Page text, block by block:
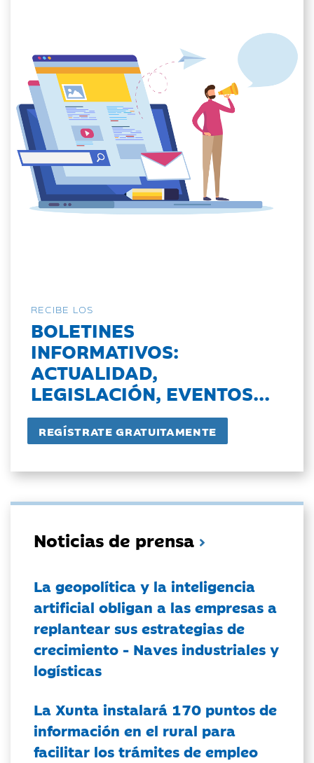
RECIBE LOS
BOLETINES
INFORMATIVOS:
ACTUALIDAD,
LEGISLACIÓN, EVENTOS...
Noticias de prensa
La geopolítica y la inteligencia
artificial obligan a las empresas a
replantear sus estrategias de
crecimiento - Naves industriales y
logísticas
La Xunta instalará 170 puntos de
información en el rural para
facilitar los trámites de empleo